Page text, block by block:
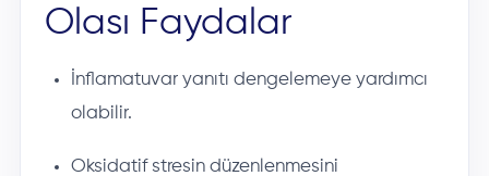
Olası Faydalar
İnflamatuvar yanıtı dengelemeye yardımcı
olabilir.
Oksidatif stresin düzenlenmesini